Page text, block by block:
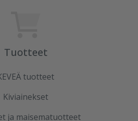
Tuotteet
tuotteet
Kiviainekset
ja maisematuotteet